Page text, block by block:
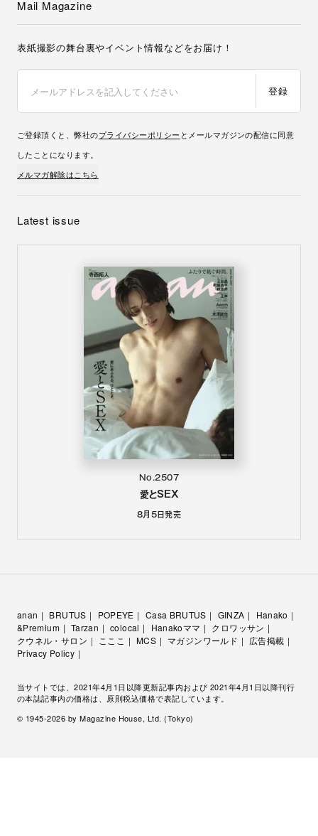
Mail Magazine
表紙撮影の舞台裏やイベント情報などをお届け！
登録
ご登録頂くと、弊社のプライバシーポリシー とメールマガジンの配信に同意
したことになります。
メルマガ解除はこちら
Latest issue
No.2507
愛とSEX
8月5日発売
anan BRUTUS POPEYE Casa BRUTUS GINZA
Hanako
&Premium
Tarzan colocal Hanakoママ
クロワッサン
クウネル・サロン
こここ MCS マガジンワールド
広告掲載
Privacy Policy
当サイトでは、2021年4月1日以降更新記事内および 2021年4月1日以降刊行
の本誌記事内の価格は、原則税込価格で表記しています。
© 1945-2026 by Magazine House, Ltd. (Tokyo)